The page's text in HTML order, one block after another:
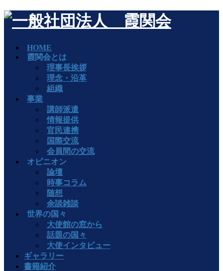
HOME
霞関会とは
理事長挨拶
理念・沿革
組織
事業
講師派遣
情報提供
官民連携
国際交流
会員間の交流
オピニオン
論壇
時事コラム
随想
余談雑談
世界の国々
大使館の窓から
話題の国々
大使インタビュー
ギャラリー
書籍紹介